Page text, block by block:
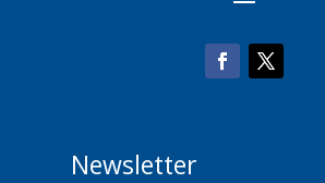
Newsletter